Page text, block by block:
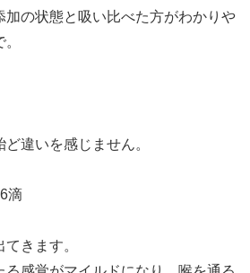
加の状態と吸い比べた方がわかりや
違いを感じません。
滴
きます。